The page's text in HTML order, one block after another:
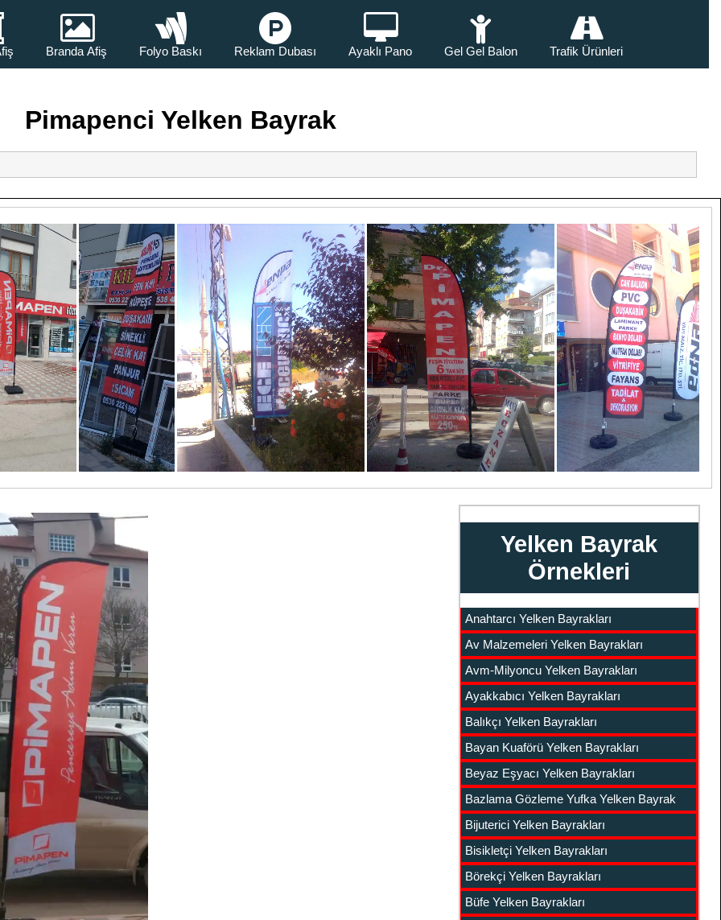
Pimapenci Yelken Bayrak
Branda Afiş Folyo Baskı Reklam Dubası Ayaklı Pano Gel Gel Balon Trafik Ürünleri
Yelken Bayrak
Örnekleri
Anahtarcı Yelken Bayrakları
Av Malzemeleri Yelken Bayrakları
Avm-Milyoncu Yelken Bayrakları
Ayakkabıcı Yelken Bayrakları
Balıkçı Yelken Bayrakları
Bayan Kuaförü Yelken Bayrakları
Beyaz Eşyacı Yelken Bayrakları
Bazlama Gözleme Yufka Yelken Bayrak
Bijuterici Yelken Bayrakları
Bisikletçi Yelken Bayrakları
Börekçi Yelken Bayrakları
Büfe Yelken Bayrakları